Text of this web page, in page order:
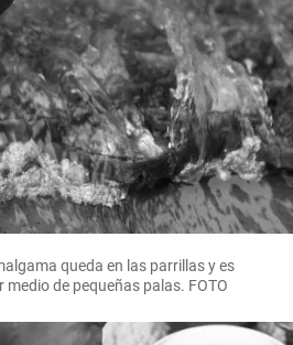
queda en las parrillas y es
de pequeñas palas. FOTO